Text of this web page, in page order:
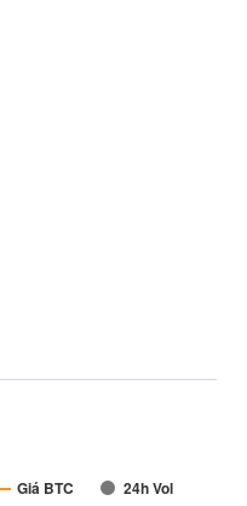
Giá BTC 24h Vol